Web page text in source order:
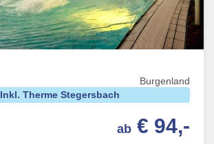
Burgenland
Inkl. Therme Stegersbach
ab € 94,-